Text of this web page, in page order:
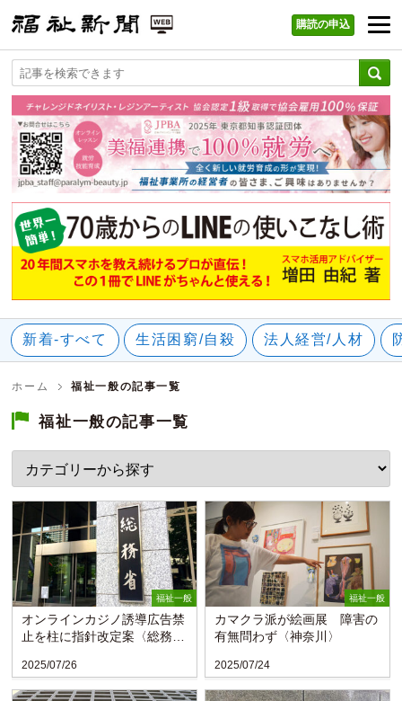
福祉新聞 WEB
購読の申込
新着-すべて 生活困窮/自殺 法人経営/人材
ホーム 福祉一般の記事一覧
福祉一般の記事一覧
福祉一般
オンラインカジノ誘導広告禁
止を柱に指針改定案〈総務
2025/07/26
福祉一般
カマクラ派が絵画展 障害の
有無問わず〈神奈川〉
2025/07/24